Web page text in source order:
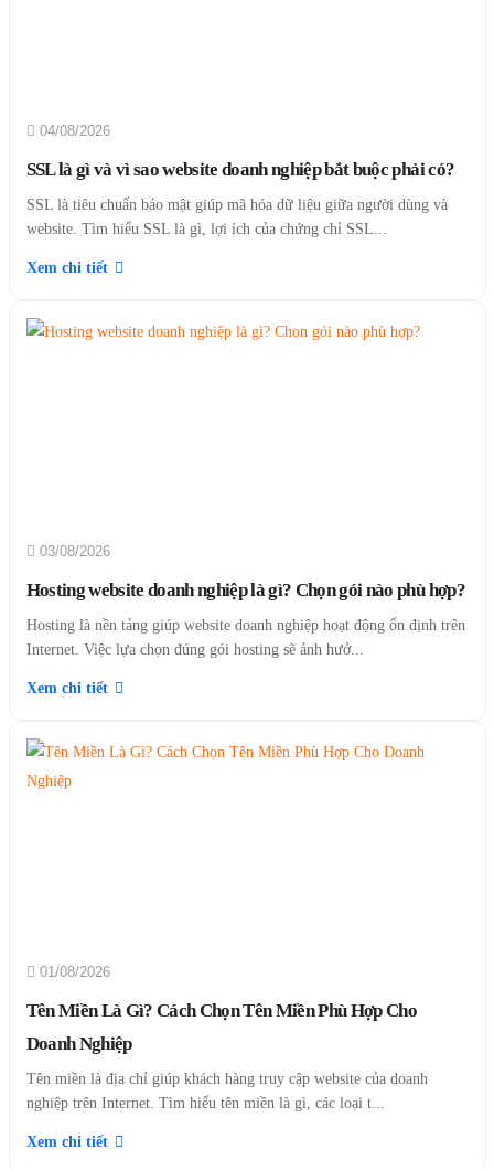
04/08/2026
SSL là gì và vì sao website doanh nghiệp bắt buộc phải có?
SSL là tiêu chuẩn bảo mật giúp mã hóa dữ liệu giữa người dùng và
website. Tìm hiểu SSL là gì, lợi ích của chứng chỉ SSL...
Xem chi tiết
03/08/2026
Hosting website doanh nghiệp là gì? Chọn gói nào phù hợp?
Hosting là nền tảng giúp website doanh nghiệp hoạt động ổn định trên
Internet. Việc lựa chọn đúng gói hosting sẽ ảnh hưở...
Xem chi tiết
01/08/2026
Tên Miền Là Gì? Cách Chọn Tên Miền Phù Hợp Cho
Doanh Nghiệp
Tên miền là địa chỉ giúp khách hàng truy cập website của doanh
nghiệp trên Internet. Tìm hiểu tên miền là gì, các loại t...
Xem chi tiết